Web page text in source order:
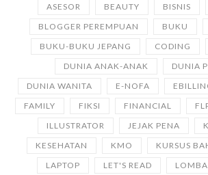
ASESOR
BEAUTY BISNIS
BLOGGER PEREMPUAN
BUKU
BUKU-BUKU JEPANG
CODING
DUNIA ANAK-ANAK
DUNIA
DUNIA WANITA
E-NOFA
FAMILY
FIKSI FINANCIAL
ILLUSTRATOR
JEJAK PENA
KESEHATAN
KMO
KURSUS
LAPTOP
LET'S READ